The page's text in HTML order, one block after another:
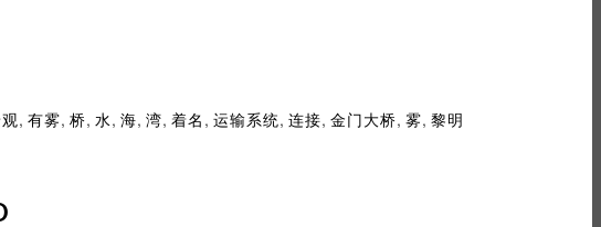
, 有雾, 桥, 水, 海, 湾, 着名 , 运输系统, 连接, 金门大桥, 雾, 黎明